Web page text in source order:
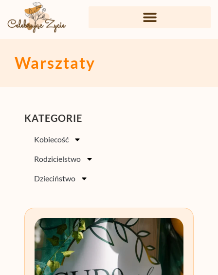
Warsztaty
KATEGORIE
Kobiecość
Rodzicielstwo
Dzieciństwo